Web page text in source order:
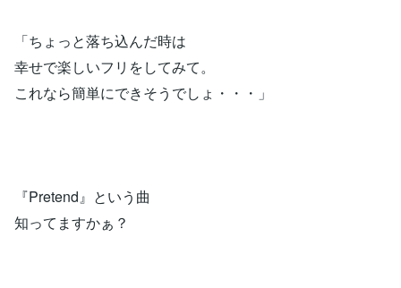
「ちょっと落ち込んだ時は
幸せで楽しいフリをしてみて。
これなら簡単にできそうでしょ・・・」
『Pretend』という曲
知ってますかぁ？